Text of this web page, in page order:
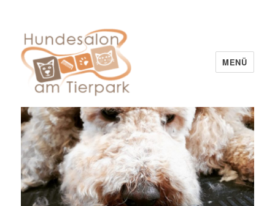
Hundesalon am Tierpark
MENÜ